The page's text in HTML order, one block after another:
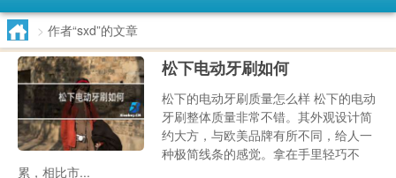
> 作者“sxd”的文章
松下电动牙刷如何
松下的电动牙刷质量怎么样 松下的电动
牙刷整体质量非常不错。其外观设计简
约大方，与欧美品牌有所不同，给人一
种极简线条的感觉。拿在手里轻巧不
累，相比市...